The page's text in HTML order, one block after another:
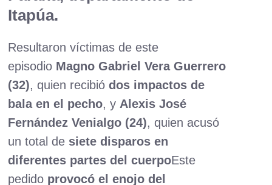
Itapúa.
Resultaron víctimas de este
episodio Magno Gabriel Vera Guerrero
(32), quien recibió dos impactos de
bala en el pecho, y Alexis José
Fernández Venialgo (24), quien acusó
un total de siete disparos en
diferentes partes del cuerpoEste
pedido provocó el enojo del